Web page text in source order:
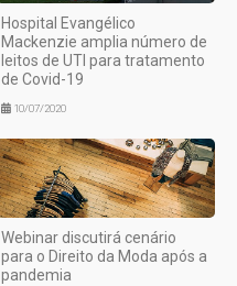
Hospital Evangélico
Mackenzie amplia número de
leitos de UTI para tratamento
de Covid-19
10/07/2020
Webinar discutirá cenário
para o Direito da Moda após a
pandemia